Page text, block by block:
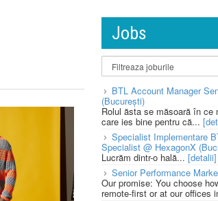
Jobs
BTL Account Manager
(București)
Rolul ăsta se măsoară în ce
care ies bine pentru că...
Specialist Implementare
Specialist @ HexagonX
Lucrăm dintr-o hală... [detalii]
Senior Performance
Our promise: You choose
remote-first or at our offices